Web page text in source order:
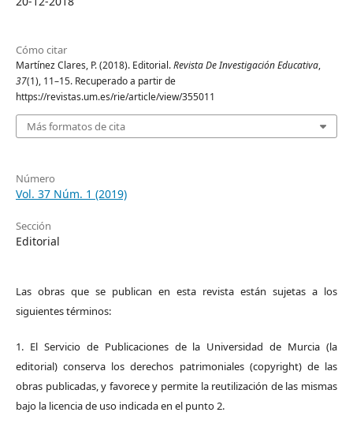
Cómo citar
Martínez Clares, P. (2018). Editorial.Revista De Investigación Educativa,
37(1), 11–15. Recuperado a partir de
https://revistas.um.es/rie/article/view/355011
Más formatos de cita
Número
Vol. 37 Núm. 1 (2019)
Sección
Editorial
Las obras que se publican en esta revista están sujetas a los
siguientes términos:
1. El Servicio de Publicaciones de la Universidad de Murcia (la
editorial) conserva los derechos patrimoniales (copyright) de las
obras publicadas, y favorece y permite la reutilización de las mismas
bajo la licencia de uso indicada en el punto 2.